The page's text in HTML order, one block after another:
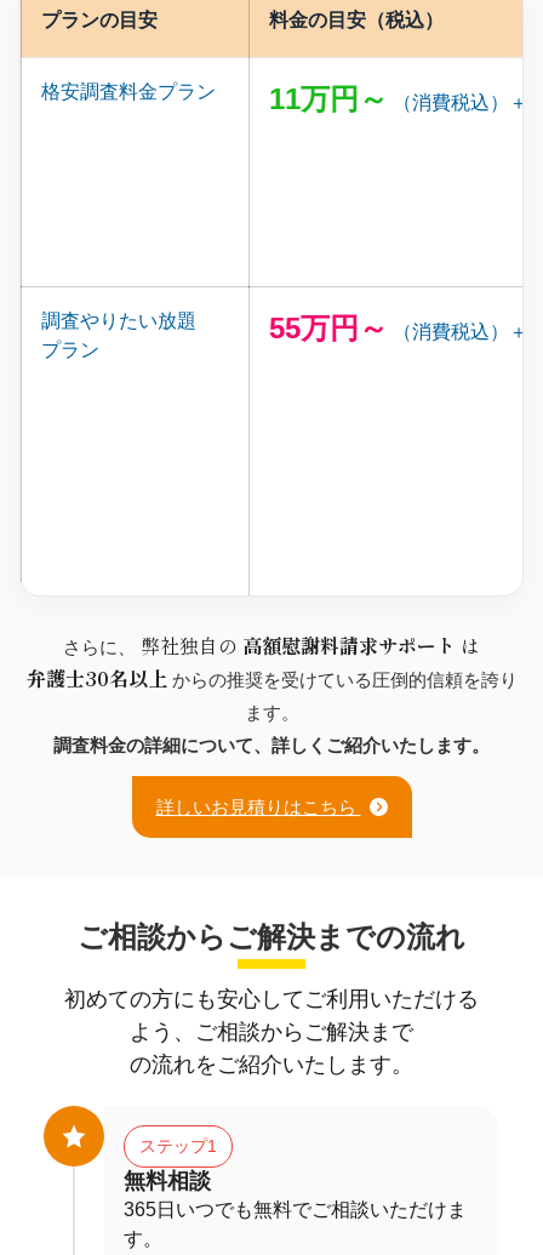
プランの目安 料金の目安（税込）
格安調査料金プラン 11万円～ （消費税込）＋
調査やりたい放題
プラン
55万円～ （消費税込）＋
さらに、 弊社独自の 高額慰謝料請求サポート は
弁護士30名以上 からの推奨を受けている圧倒的信頼を誇り
ます。
調査料金の詳細について、詳しくご紹介いたします。
詳しいお見積りはこちら
ご相談からご解決までの流れ
初めての方にも安心してご利用いただける
よう、ご相談からご解決まで
の流れをご紹介いたします。
ステップ1
無料相談
365日いつでも無料でご相談いただけま
す。